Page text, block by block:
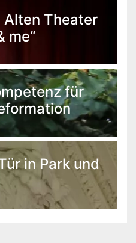
Alten Theater
me“
für
in Park und